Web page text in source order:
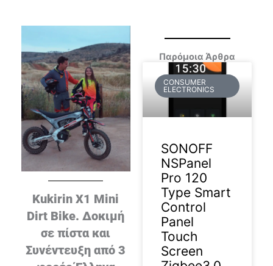
Kukirin X1 Mini
Dirt Bike. Δοκιμή
σε πίστα και
Συνέντευξη από 3
Παρόμοια Άρθρα
CONSUMER
ELECTRONICS
SONOFF
NSPanel
Pro 120
Type Smart
Control
Panel
Touch
Screen